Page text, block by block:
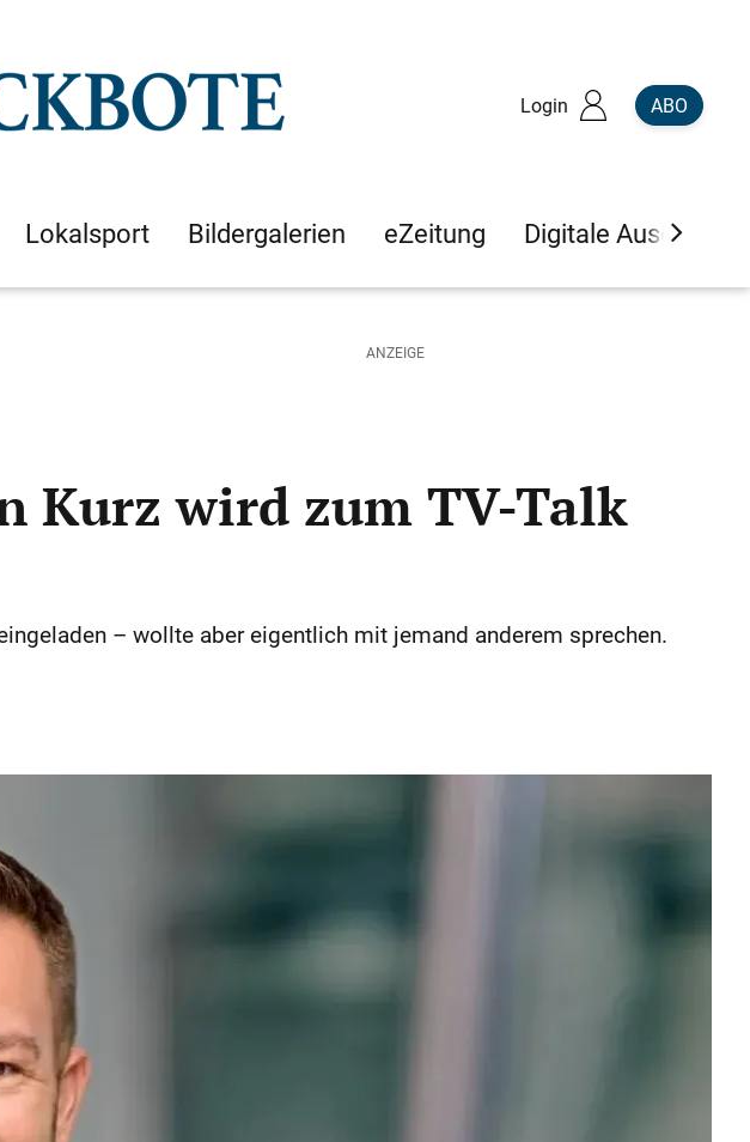
Login ABO
Lokalsport Bildergalerien eZeitung Digitale Ausgaben
Kurz wird zum TV-Talk
– wollte aber eigentlich mit jemand anderem sprechen.